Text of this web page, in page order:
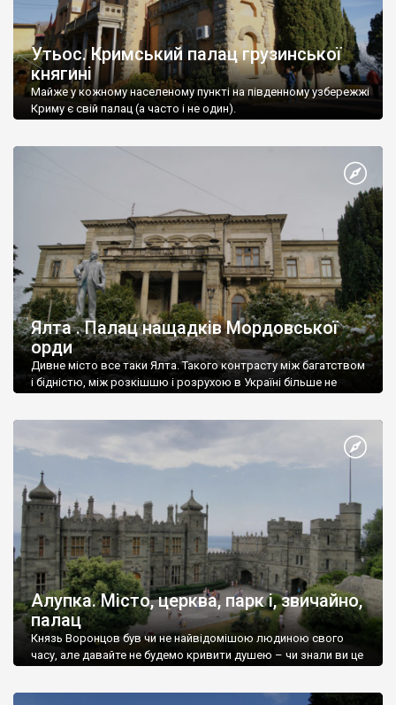
Утьос. Кримський палац грузинської
княгині
Майже у кожному населеному пункті на південному узбережжі
Криму є свій палац (а часто і не один).
Ялта . Палац нащадків Мордовської
орди
Дивне місто все таки Ялта. Такого контрасту між багатством
і бідністю, між розкішшю і розрухою в Україні більше не
Алупка. Місто, церква, парк і, звичайно,
палац
Князь Воронцов був чи не найвідомішою людиною свого
часу, але давайте не будемо кривити душею – чи знали ви це